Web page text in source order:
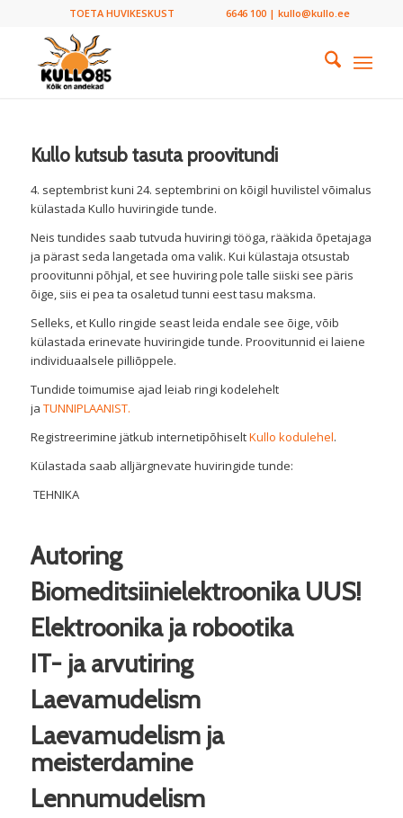
TOETA HUVIKESKUST 6646 100 | kullo@kullo.ee
Kullo kutsub tasuta proovitundi
4. septembrist kuni 24. septembrini on kõigil huvilistel võimalus
külastada Kullo huviringide tunde.
Neis tundides saab tutvuda huviringi tööga, rääkida õpetajaga
ja pärast seda langetada oma valik. Kui külastaja otsustab
proovitunni põhjal, et see huviring pole talle siiski see päris
õige, siis ei pea ta osaletud tunni eest tasu maksma.
Selleks, et Kullo ringide seast leida endale see õige, võib
külastada erinevate huviringide tunde. Proovitunnid ei laiene
individuaalsele pilliõppele.
Tundide toimumise ajad leiab ringi kodelehelt
ja TUNNIPLAANIST.
Registreerimine jätkub internetipõhiseltKullo kodulehel.
Külastada saab alljärgnevate huviringide tunde:
TEHNIKA
Autoring
Biomeditsiinielektroonika UUS!
Elektroonika ja robootika
IT- ja arvutiring
Laevamudelism
Laevamudelism ja
meisterdamine
Lennumudelism